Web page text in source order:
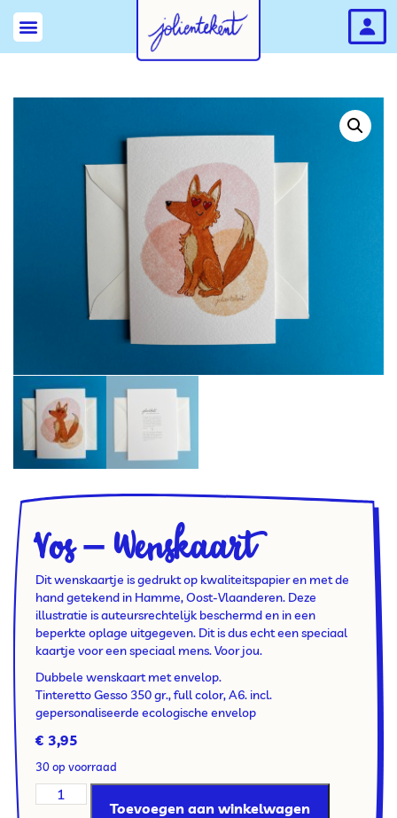
Vos – Wenskaart
Dit wenskaartje is gedrukt op kwaliteitspapier en met de
hand getekend in Hamme, Oost-Vlaanderen. Deze
illustratie is auteursrechtelijk beschermd en in een
beperkte oplage uitgegeven. Dit is dus echt een speciaal
kaartje voor een speciaal mens. Voor jou.
Dubbele wenskaart met envelop.
Tinteretto Gesso 350 gr., full color, A6. incl.
gepersonaliseerde ecologische envelop
€ 3,95
30 op voorraad
Toevoegen aan winkelwagen